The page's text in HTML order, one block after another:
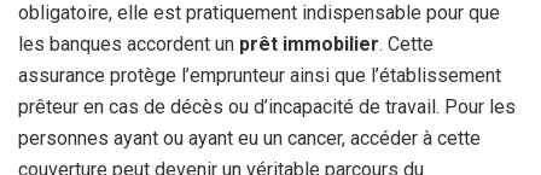
obligatoire, elle est pratiquement indispensable pour que
les banques accordent un prêt immobilier. Cette
assurance protège l’emprunteur ainsi que l’établissement
prêteur en cas de décès ou d’incapacité de travail. Pour les
personnes ayant ou ayant eu un cancer, accéder à cette
couverture peut devenir un véritable parcours du